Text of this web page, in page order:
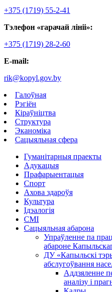
+375 (1719) 55-2-41
Тэлефон «гарачай лініі»:
+375 (1719) 28-2-60
E-mail:
rik@kopyl.gov.by
Галоўная
Рэгіён
Кіраўніцтва
Структура
Эканоміка
Сацыяльная сфера
Гуманітарныя праекты
Адукацыя
Прафарыентацыя
Спорт
Ахова здароўя
Культура
Ідэалогія
СМІ
Сацыяльная абарона
Упраўленне па
абароне
ДУ «Капыльскі
абслугоўвання
Аддзяленне
аналізу і